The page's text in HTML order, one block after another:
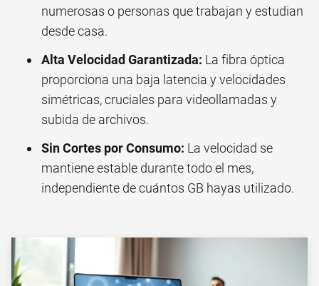
numerosas o personas que trabajan y estudian
desde casa.
Alta Velocidad Garantizada: La fibra óptica
proporciona una baja latencia y velocidades
simétricas, cruciales para videollamadas y
subida de archivos.
Sin Cortes por Consumo: La velocidad se
mantiene estable durante todo el mes,
independiente de cuántos GB hayas utilizado.